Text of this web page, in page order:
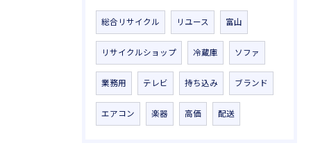
総合リサイクル リユース 富山
リサイクルショップ 冷蔵庫 ソファ
業務用 テレビ 持ち込み ブランド
エアコン 楽器 高価 配送